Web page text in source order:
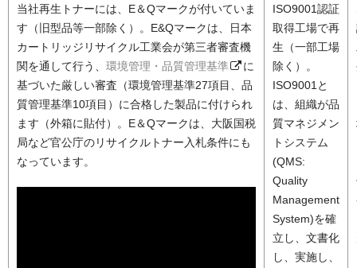
当社再生トナーには、E＆Qマークが付いていま
す（旧型品等一部除く）。E&Qマークは、日本
カートリッジリサイクル工業会が第三者審査機
関を通して行う、 環境管理・品質管理基準
に
基づいた厳しい審査（環境管理基準27項目、品
質管理基準10項目）に合格した製品に付けられ
ます（外箱に貼付）。E＆Qマークは、大阪国税
局など官公庁のリサイクルトナー入札条件にも
なっています。
ISO9001認証
取得工場で再
生（一部工場
除く）。
ISO9001と
は、組織が品
質マネジメン
トシステム
(QMS:
Quality
Management
System)を確
立し、文書化
し、実施し、